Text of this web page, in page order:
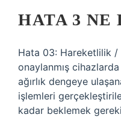
HATA 3 NE
Hata 03: Hareketlilik /
onaylanmış
ağırlık dengeye
işlemleri
kadar beklemek